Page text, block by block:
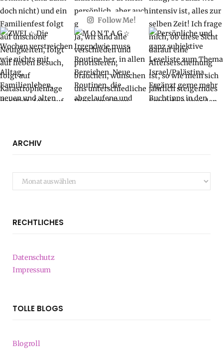
Follow Me!
ARCHIV
Archiv
RECHTLICHES
Datenschutz
Impressum
TOLLE BLOGS
Blogroll